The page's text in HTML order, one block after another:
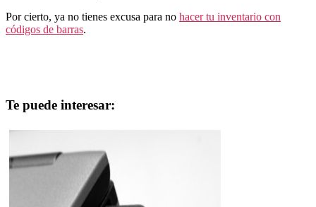
Por cierto, ya no tienes excusa para no hacer tu inventario con
códigos de barras.
Te puede interesar: